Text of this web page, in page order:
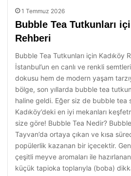
1 Temmuz 2026
Bubble Tea Tutkunları
Rehberi
Bubble Tea Tutkunları için Kadıköy
İstanbul’un en canlı ve renkli
dokusu hem de modern yaşam
bölge, son yıllarda bubble tea
haline geldi. Eğer siz de bubble tea
Kadıköy’deki en iyi mekanları
size göre! Bubble Tea Nedir?
Tayvan’da ortaya çıkan ve kısa
popülerlik kazanan bir içecektir.
çeşitli meyve aromaları ile
küçük tapioka toplarıyla (boba)